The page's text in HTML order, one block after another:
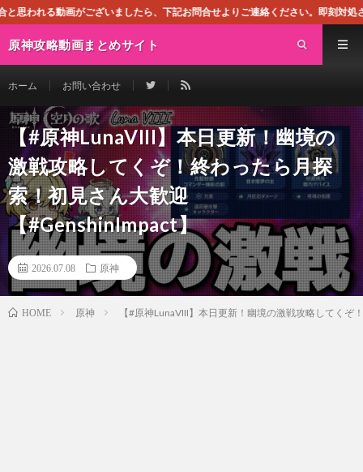
したら、下記お問合せよりご連絡ください。即刻対処させて頂きます。なお
原神攻略動画まとめサイト
ホーム お問い合わせ
【#原神LunaVIII】本日更新！幽境の
激戦攻略してくぞ！終わったら月探
索！初見さん大歓迎
【#GenshinImpact】
2026.07.08 原神
HOME 原神 【#原神LunaVIII】本日更新！幽境の激戦攻略してく